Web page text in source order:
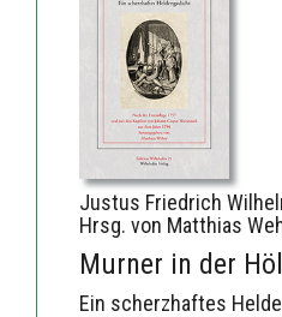
Justus Friedrich
Hrsg. von Matthias
Murner in der
Ein scherzhaftes